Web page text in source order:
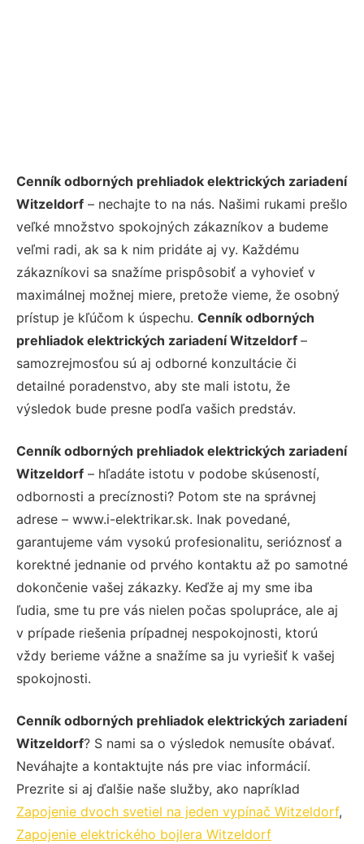
Cenník odborných prehliadok elektrických zariadení
Witzeldorf – nechajte to na nás. Našimi rukami prešlo
veľké množstvo spokojných zákazníkov a budeme
veľmi radi, ak sa k nim pridáte aj vy. Každému
zákazníkovi sa snažíme prispôsobiť a vyhovieť v
maximálnej možnej miere, pretože vieme, že osobný
prístup je kľúčom k úspechu. Cenník odborných
prehliadok elektrických zariadení Witzeldorf –
samozrejmosťou sú aj odborné konzultácie či
detailné poradenstvo, aby ste mali istotu, že
výsledok bude presne podľa vašich predstáv.
Cenník odborných prehliadok elektrických zariadení
Witzeldorf – hľadáte istotu v podobe skúseností,
odbornosti a precíznosti? Potom ste na správnej
adrese – www.i-elektrikar.sk. Inak povedané,
garantujeme vám vysokú profesionalitu, serióznosť a
korektné jednanie od prvého kontaktu až po samotné
dokončenie vašej zákazky. Keďže aj my sme iba
ľudia, sme tu pre vás nielen počas spolupráce, ale aj
v prípade riešenia prípadnej nespokojnosti, ktorú
vždy berieme vážne a snažíme sa ju vyriešiť k vašej
spokojnosti.
Cenník odborných prehliadok elektrických zariadení
Witzeldorf? S nami sa o výsledok nemusíte obávať.
Neváhajte a kontaktujte nás pre viac informácií.
Prezrite si aj ďalšie naše služby, ako napríklad
Zapojenie dvoch svetiel na jeden vypínač Witzeldorf,
Zapojenie elektrického bojlera Witzeldorf